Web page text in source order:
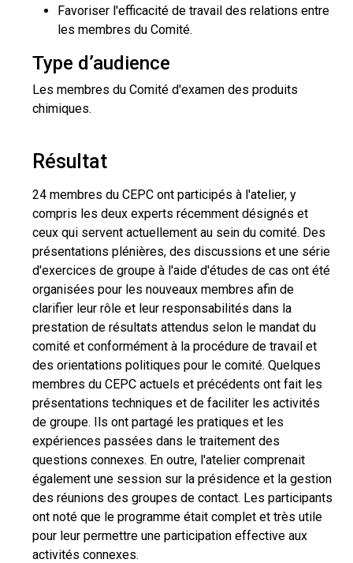
Favoriser l'efficacité de travail des relations entre
les membres du Comité.
Type d’audience
Les membres du Comité d'examen des produits
chimiques.
Résultat
24 membres du CEPC ont participés à l'atelier, y
compris les deux experts récemment désignés et
ceux qui servent actuellement au sein du comité. Des
présentations plénières, des discussions et une série
d'exercices de groupe à l'aide d'études de cas ont été
organisées pour les nouveaux membres afin de
clarifier leur rôle et leur responsabilités dans la
prestation de résultats attendus selon le mandat du
comité et conformément à la procédure de travail et
des orientations politiques pour le comité. Quelques
membres du CEPC actuels et précédents ont fait les
présentations techniques et de faciliter les activités
de groupe. Ils ont partagé les pratiques et les
expériences passées dans le traitement des
questions connexes. En outre, l'atelier comprenait
également une session sur la présidence et la gestion
des réunions des groupes de contact. Les participants
ont noté que le programme était complet et très utile
pour leur permettre une participation effective aux
activités connexes.